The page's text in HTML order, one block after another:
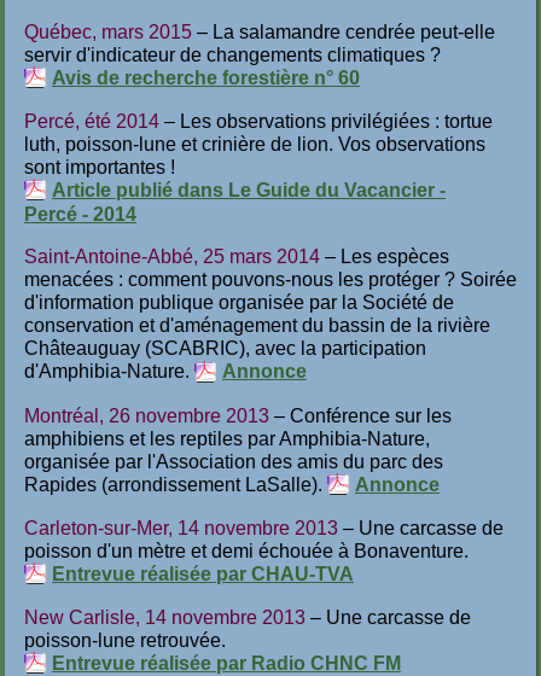
Québec, mars 2015 – La salamandre cendrée peut-elle
servir d'indicateur de changements climatiques ?
Avis de recherche forestière n° 60
Percé, été 2014 – Les observations privilégiées : tortue
luth, poisson-lune et crinière de lion. Vos observations
sont importantes !
Article publié dans Le Guide du Vacancier -
Percé - 2014
Saint-Antoine-Abbé, 25 mars 2014 – Les espèces
menacées : comment pouvons-nous les protéger ? Soirée
d'information publique organisée par la Société de
conservation et d'aménagement du bassin de la rivière
Châteauguay (SCABRIC), avec la participation
d'Amphibia-Nature.
Annonce
Montréal, 26 novembre 2013 – Conférence sur les
amphibiens et les reptiles par Amphibia-Nature,
organisée par l'Association des amis du parc des
Rapides (arrondissement LaSalle).
Annonce
Carleton-sur-Mer, 14 novembre 2013 – Une carcasse de
poisson d'un mètre et demi échouée à Bonaventure.
Entrevue réalisée par CHAU-TVA
New Carlisle, 14 novembre 2013 – Une carcasse de
poisson-lune retrouvée.
Entrevue réalisée par Radio CHNC FM